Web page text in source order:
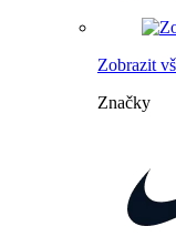
Zobrazit
Značky